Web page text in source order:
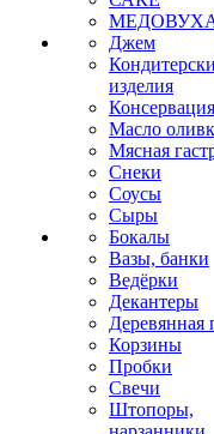
Джем
изделия
Консервация
Масло
Мясная
Снеки
Соусы
Сыры
Бокалы
Вазы, банки
Ведёрки
Декантеры
Деревянная
Корзины
Пробки
Свечи
Штопоры,